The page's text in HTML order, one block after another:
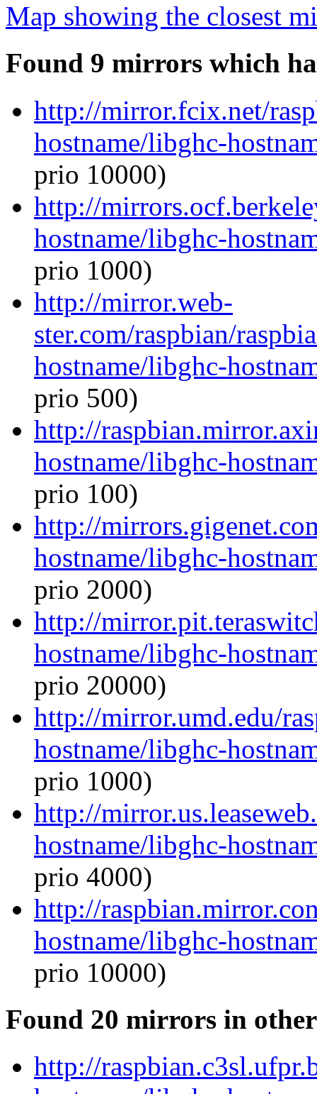
Map showing the closest
Found 9 mirrors which
http://mirror.fcix.net/
hostname/libghc-
prio 10000)
http://
hostname/libghc-
prio 1000)
http://mirror.web-
ster.com/raspbian/
hostname/libghc-
prio 500)
http://
hostname/libghc-
prio 100)
http://
hostname/libghc-
prio 2000)
http://
hostname/libghc-
prio 20000)
http://mirror.umd.edu/
hostname/libghc-
prio 1000)
http://
hostname/libghc-
prio 4000)
http://
hostname/libghc-
prio 10000)
Found 20 mirrors in
http://